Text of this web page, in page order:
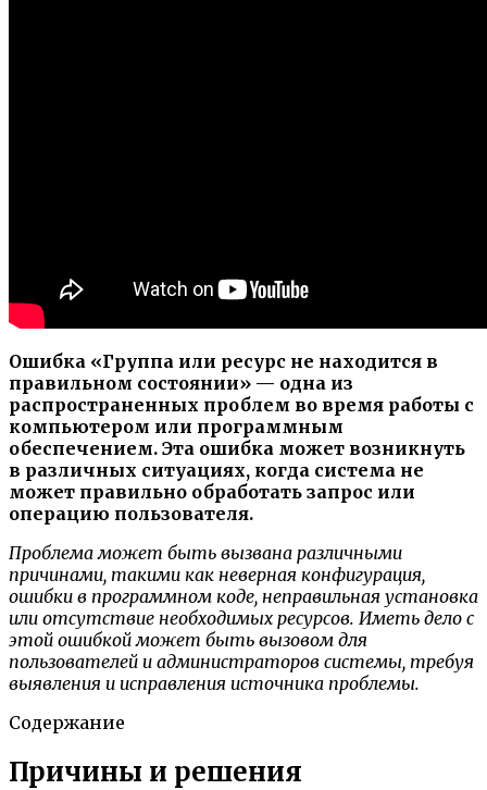
Ошибка «Группа или ресурс не находится в
правильном состоянии» — одна из
распространенных проблем во время работы с
компьютером или программным
обеспечением. Эта ошибка может возникнуть
в различных ситуациях, когда система не
может правильно обработать запрос или
операцию пользователя.
Проблема может быть вызвана различными
причинами, такими как неверная конфигурация,
ошибки в программном коде, неправильная установка
или отсутствие необходимых ресурсов. Иметь дело с
этой ошибкой может быть вызовом для
пользователей и администраторов системы, требуя
выявления и исправления источника проблемы.
Содержание
Причины и решения